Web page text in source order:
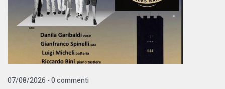
07/08/2026 - 0 commenti